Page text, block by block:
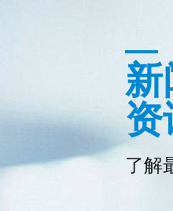
新
资
了解